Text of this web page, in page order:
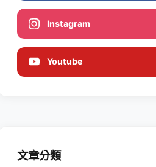
Instagram
Youtube
文章分類